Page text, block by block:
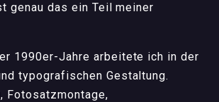
genau das ein Teil meiner
1990er-Jahre arbeitete ich in der
typografischen Gestaltung.
Fotosatzmontage,